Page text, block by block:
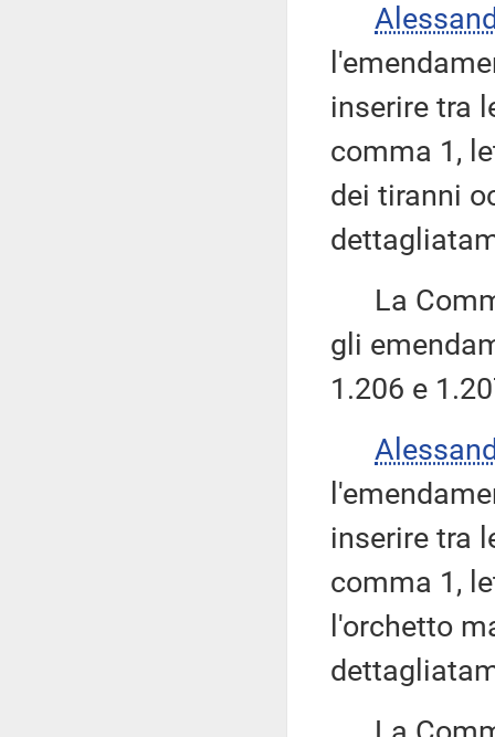
inserire tra
comma 1,
dei tiranni
La
gli
1.206 e
inserire tra
comma 1,
l'orchetto